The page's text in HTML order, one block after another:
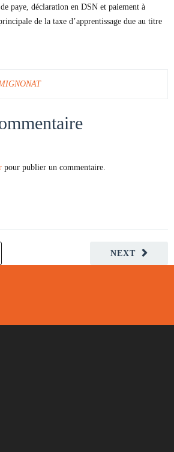
paye, déclaration en DSN et paiement à
de la taxe d’apprentissage due au titre
pour publier un commentaire.
NEXT